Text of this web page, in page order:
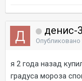
денис-
Опубликовано
я 2 года назад
градуса мороза